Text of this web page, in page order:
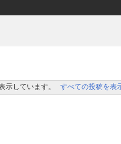
示しています。 すべての投稿を表